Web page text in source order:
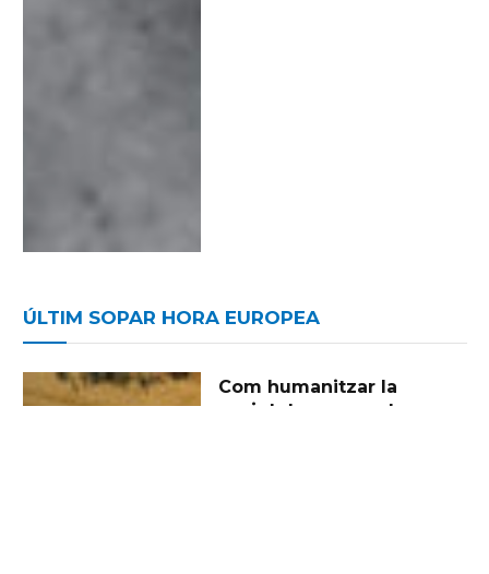
ÚLTIM SOPAR HORA EUROPEA
Com humanitzar la
societat en aquests